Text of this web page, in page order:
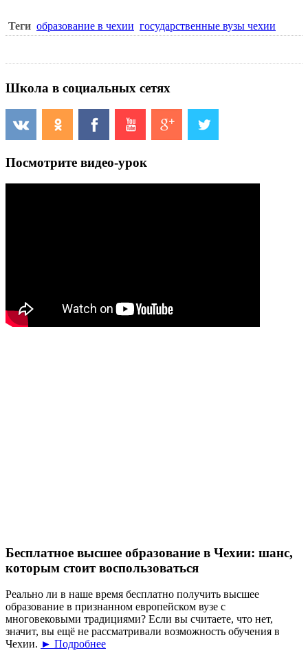
Теги образование в чехии государственные вузы чехии
Школа в социальных сетях
Посмотрите видео-урок
Бесплатное высшее образование в Чехии: шанс,
которым стоит воспользоваться
Реально ли в наше время бесплатно получить высшее
образование в признанном европейском вузе с
многовековыми традициями? Если вы считаете, что нет,
значит, вы ещё не рассматривали возможность обучения в
Чехии. ► Подробнее